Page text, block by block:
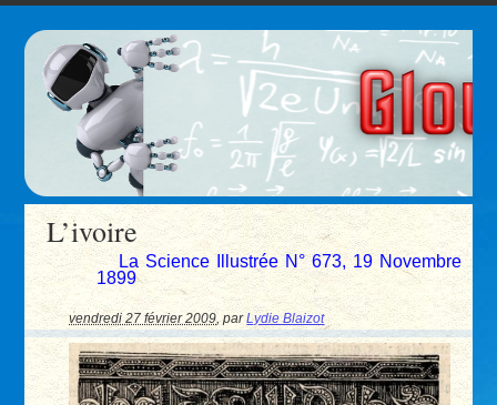
L’ivoire
La Science Illustrée N° 673, 19 Novembre
1899
vendredi 27 février 2009,parLydie Blaizot